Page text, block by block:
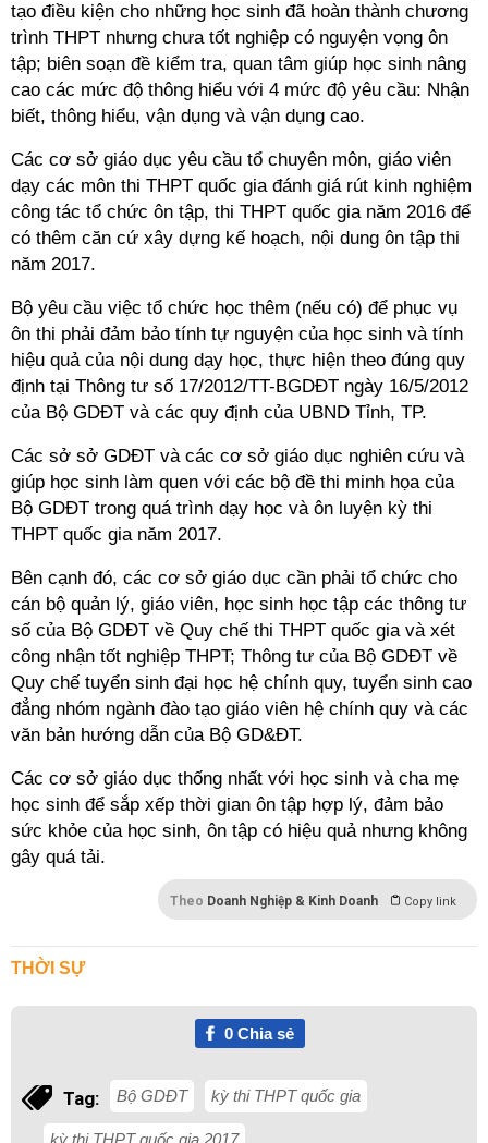
tạo điều kiện cho những học sinh đã hoàn thành chương
trình THPT nhưng chưa tốt nghiệp có nguyện vọng ôn
tập; biên soạn đề kiểm tra, quan tâm giúp học sinh nâng
cao các mức độ thông hiểu với 4 mức độ yêu cầu: Nhận
biết, thông hiểu, vận dụng và vận dụng cao.
Các cơ sở giáo dục yêu cầu tổ chuyên môn, giáo viên
dạy các môn thi THPT quốc gia đánh giá rút kinh nghiệm
công tác tổ chức ôn tập, thi THPT quốc gia năm 2016 để
có thêm căn cứ xây dựng kế hoạch, nội dung ôn tập thi
năm 2017.
Bộ yêu cầu việc tổ chức học thêm (nếu có) để phục vụ
ôn thi phải đảm bảo tính tự nguyện của học sinh và tính
hiệu quả của nội dung dạy học, thực hiện theo đúng quy
định tại Thông tư số 17/2012/TT-BGDĐT ngày 16/5/2012
của Bộ GDĐT và các quy định của UBND Tỉnh, TP.
Các sở sở GDĐT và các cơ sở giáo dục nghiên cứu và
giúp học sinh làm quen với các bộ đề thi minh họa của
Bộ GDĐT trong quá trình dạy học và ôn luyện kỳ thi
THPT quốc gia năm 2017.
Bên cạnh đó, các cơ sở giáo dục cần phải tổ chức cho
cán bộ quản lý, giáo viên, học sinh học tập các thông tư
số của Bộ GDĐT về Quy chế thi THPT quốc gia và xét
công nhận tốt nghiệp THPT; Thông tư của Bộ GDĐT về
Quy chế tuyển sinh đại học hệ chính quy, tuyển sinh cao
đẳng nhóm ngành đào tạo giáo viên hệ chính quy và các
văn bản hướng dẫn của Bộ GD&ĐT.
Các cơ sở giáo dục thống nhất với học sinh và cha mẹ
học sinh để sắp xếp thời gian ôn tập hợp lý, đảm bảo
sức khỏe của học sinh, ôn tập có hiệu quả nhưng không
gây quá tải.
Theo Doanh Nghiệp & Kinh Doanh Copy link
THỜI SỰ
0Chia sẻ
Tag: Bộ GDĐT kỳ thi THPT quốc gia
kỳ thi THPT quốc gia 2017